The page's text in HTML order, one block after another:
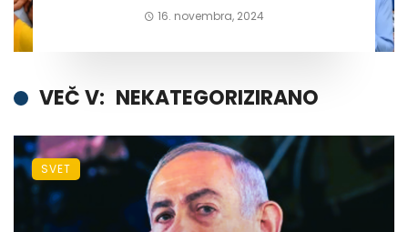
16. novembra, 2024
VEČ V: NEKATEGORIZIRANO
SVET